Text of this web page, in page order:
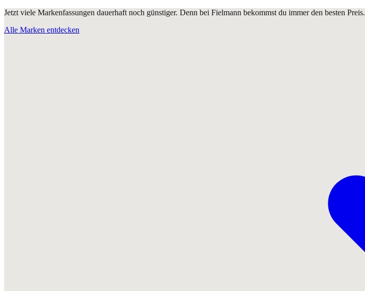
Jetzt viele Markenfassungen dauerhaft noch günstiger. Denn bei Fielmann bekommst du immer den besten Preis.
Alle Marken entdecken